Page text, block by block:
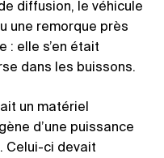
diffusion, le véhicule
une remorque près
: elle s’en était
dans les buissons.
un matériel
d’une puissance
Celui-ci devait